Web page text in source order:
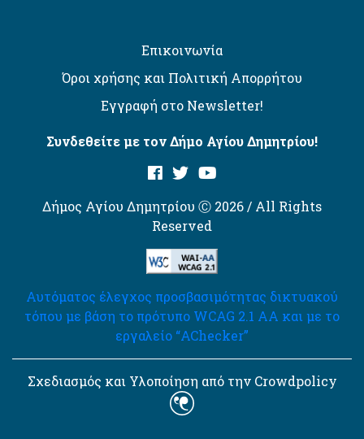
Επικοινωνία
Όροι χρήσης και Πολιτική Απορρήτου
Εγγραφή στο Newsletter!
Συνδεθείτε με τον Δήμο Αγίου Δημητρίου!
Δήμος Αγίου Δημητρίου Ⓒ 2026 / All Rights
Reserved
Αυτόματος έλεγχος προσβασιμότητας δικτυακού
τόπου με βάση το πρότυπο WCAG 2.1 AA και με το
εργαλείο “AChecker”
Σχεδιασμός και Υλοποίηση από την Crowdpolicy